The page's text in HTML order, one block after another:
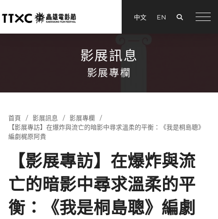
中文 EN
影展訊息
影展專欄
首頁 影展訊息
影展專欄
【影展專訪】在爆炸與流亡的暗影中尋求溫柔的平衡：《我是桐島聰》
編劇梶原阿貴
【影展專訪】在爆炸與流
亡的暗影中尋求溫柔的平
衡：《我是桐島聰》編劇